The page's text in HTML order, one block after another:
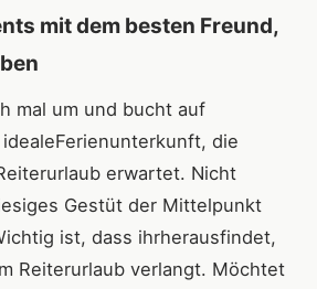
mit dem besten Freund,
mal um und bucht auf
die
erwartet. Nicht
Gestüt der Mittelpunkt
ist, dass ihrherausfindet,
Reiterurlaub verlangt. Möchtet